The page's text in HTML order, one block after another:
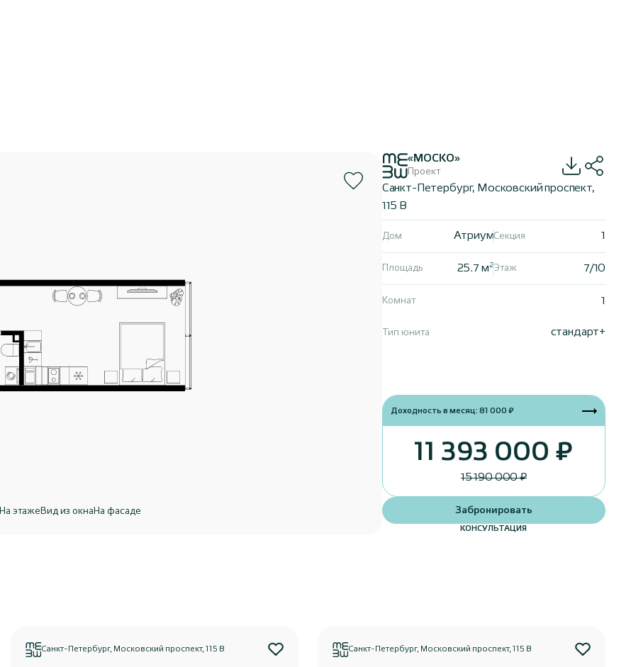
На этажеВид из окна На фасаде
«МОСКО»
Проект
Санкт-Петербург, Московский проспект,
115 В
Атриум
Дом 1
Секция
25.7 м 2
Площадь 7/10
Этаж
1
Комнат
стандарт+
Тип юнита
Доходность в месяц: 81 000 ₽
11 393 000 ₽
15 190 000 ₽
Забронировать
КОНСУЛЬТАЦИЯ
Санкт-Петербург, Московский проспект, 115 В Санкт-Петербург, Московский проспект, 115 В